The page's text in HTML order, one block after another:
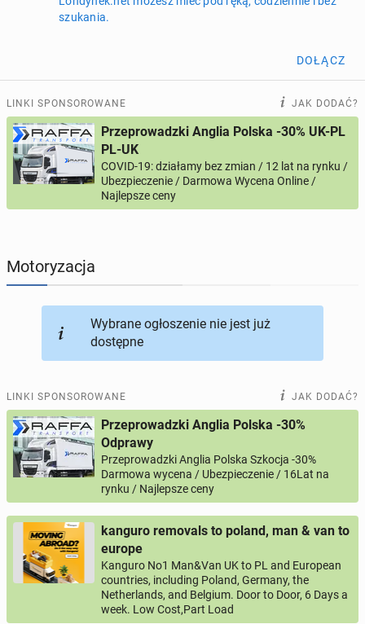
ogłoszeń online
PROFILE KANDYDATÓW 289 profili online
USŁUGI 165ogłoszeń online
KUPIĘ & SPRZEDAM
szukania.
DOŁĄCZ
LINKI SPONSOROWANE JAK DODAĆ?
Przeprowadzki Anglia Polska -30% UK-PL
PL-UK
COVID-19: działamy bez zmian / 12 lat na rynku /
Ubezpieczenie / Darmowa Wycena Online /
Najlepsze ceny
Motoryzacja
Wybrane ogłoszenie nie jest już
dostępne
LINKI SPONSOROWANE JAK DODAĆ?
Przeprowadzki Anglia Polska -30%
Odprawy
Przeprowadzki Anglia Polska Szkocja -30%
Darmowa wycena / Ubezpieczenie / 16Lat na
rynku / Najlepsze ceny
kanguro removals to poland, man & van to
europe
Kanguro No1 Man&Van UK to PL and European
countries, including Poland, Germany, the
Netherlands, and Belgium. Door to Door, 6 Days a
week. Low Cost,Part Load